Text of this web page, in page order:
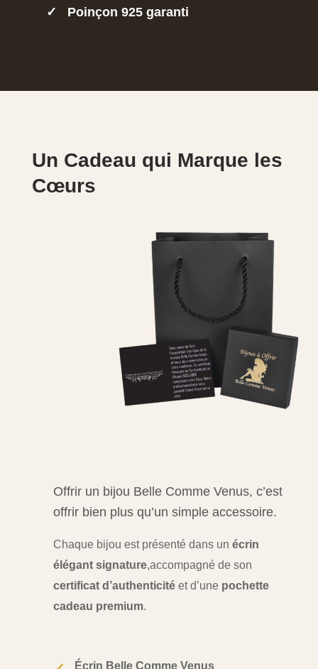
✓ Poinçon 925 garanti
Un Cadeau qui Marque les
Cœurs
Offrir un bijou Belle Comme Venus, c’est
offrir bien plus qu’un simple accessoire.
Chaque bijou est présenté dans un écrin
élégant signature,accompagné de son
certificat d’authenticitéet d’une pochette
cadeau premium.
Écrin Belle Comme Venus